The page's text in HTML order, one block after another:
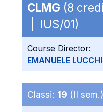
CLMG (8
| IUS/01)
Course Director:
EMANUELE
Classi: 19 (II